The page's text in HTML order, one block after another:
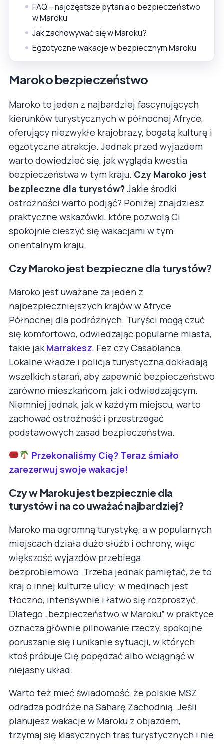
FAQ – najczęstsze pytania o bezpieczeństwo
w Maroku
Jak zachowywać się w Maroku?
Egzotyczne wakacje w bezpiecznym Maroku
Maroko bezpieczeństwo
Maroko to jeden z najbardziej fascynujących
kierunków turystycznych w północnej Afryce,
oferujący niezwykłe krajobrazy, bogatą kulturę i
egzotyczne atrakcje. Jednak przed wyjazdem
warto dowiedzieć się, jak wygląda kwestia
bezpieczeństwa w tym kraju. Czy Maroko jest
bezpieczne dla turystów?Jakie środki
ostrożności warto podjąć? Poniżej znajdziesz
praktyczne wskazówki, które pozwolą Ci
spokojnie cieszyć się wakacjami w tym
orientalnym kraju.
Czy Maroko jest bezpieczne dla turystów?
Maroko jest uważane za jeden z
najbezpieczniejszych krajów w Afryce
Północnej dla podróżnych. Turyści mogą czuć
się komfortowo, odwiedzając popularne miasta,
takie jak Marrakesz, Fez czy Casablanca.
Lokalne władze i policja turystyczna dokładają
wszelkich starań, aby zapewnić bezpieczeństwo
zarówno mieszkańcom, jak i odwiedzającym.
Niemniej jednak, jak w każdym miejscu, warto
zachować ostrożność i przestrzegać
podstawowych zasad bezpieczeństwa.
Przekonaliśmy Cię? Teraz śmiało
zarezerwuj swoje wakacje!
Czy w Maroku jest bezpiecznie dla
turystów i na co uważać najbardziej?
Maroko ma ogromną turystykę, a w popularnych
miejscach działa dużo służb i ochrony, więc
większość wyjazdów przebiega
bezproblemowo. Trzeba jednak pamiętać, że to
kraj o innej kulturze ulicy: w medinach jest
tłoczno, intensywnie i łatwo się rozproszyć.
Dlatego „bezpieczeństwo w Maroku” w praktyce
oznacza głównie pilnowanie rzeczy, spokojne
poruszanie się i unikanie sytuacji, w których
ktoś próbuje Cię popędzać albo wciągnąć w
niejasny układ.
Warto też mieć świadomość, że polskie MSZ
odradza podróże na Saharę Zachodnią. Jeśli
planujesz wakacje w Maroku z objazdem,
trzymaj się klasycznych tras turystycznych i nie